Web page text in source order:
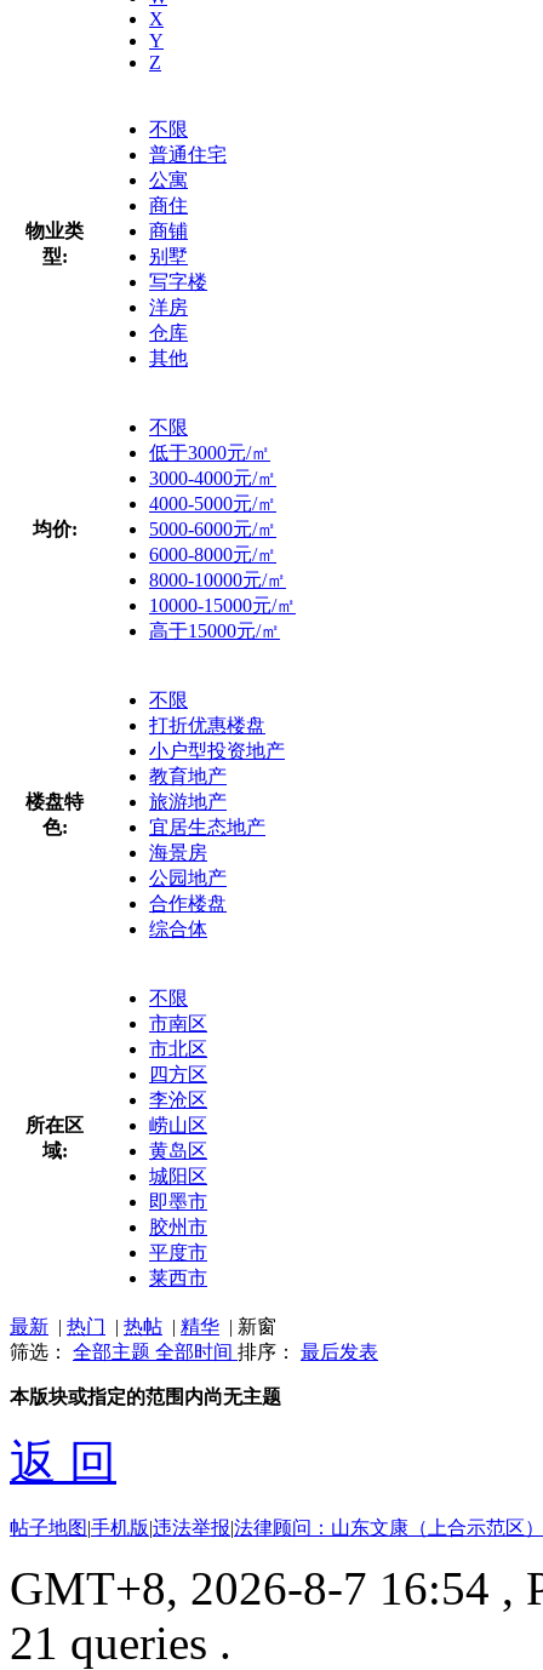
X
Y
Z
物业类
型:
不限
普通住宅
公寓
商住
商铺
别墅
写字楼
洋房
仓库
其他
均价:
不限
低于3000元/㎡
3000-4000元/㎡
4000-5000元/㎡
5000-6000元/㎡
6000-8000元/㎡
8000-10000元/㎡
10000-15000元/㎡
高于15000元/㎡
楼盘特
色:
不限
打折优惠楼盘
小户型投资地产
教育地产
旅游地产
宜居生态地产
海景房
公园地产
合作楼盘
综合体
所在区
域:
不限
市南区
市北区
四方区
李沧区
崂山区
黄岛区
城阳区
即墨市
胶州市
平度市
莱西市
最新 | 热门 | 热帖 | 精华 | 新窗
筛选： 全部主题 全部时间 排序： 最后发表
本版块或指定的范围内尚无主题
返 回
帖子地图|手机版|违法举报|法律顾问：山东文康（上合示范区
GMT+8, 2026-8-7 16:54 ,
21 queries .